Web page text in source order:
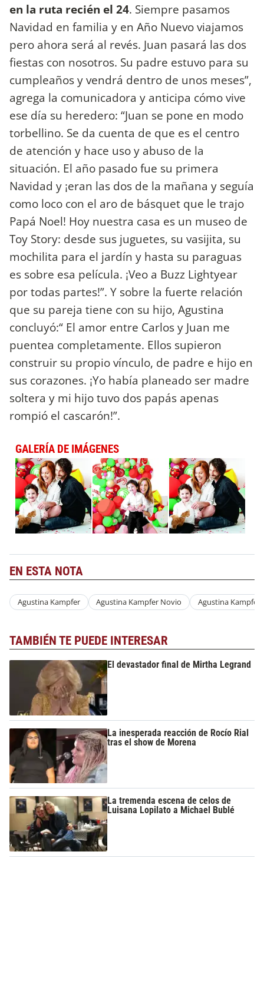
en la ruta recién el 24. Siempre pasamos
Navidad en familia y en Año Nuevo viajamos
pero ahora será al revés. Juan pasará las dos
fiestas con nosotros. Su padre estuvo para su
cumpleaños y vendrá dentro de unos meses”,
agrega la comunicadora y anticipa cómo vive
ese día su heredero: “Juan se pone en modo
torbellino. Se da cuenta de que es el centro
de atención y hace uso y abuso de la
situación. El año pasado fue su primera
Navidad y ¡eran las dos de la mañana y seguía
como loco con el aro de básquet que le trajo
Papá Noel! Hoy nuestra casa es un museo de
Toy Story: desde sus juguetes, su vasijita, su
mochilita para el jardín y hasta su paraguas
es sobre esa película. ¡Veo a Buzz Lightyear
por todas partes!”. Y sobre la fuerte relación
que su pareja tiene con su hijo, Agustina
concluyó:“ El amor entre Carlos y Juan me
puentea completamente. Ellos supieron
construir su propio vínculo, de padre e hijo en
sus corazones. ¡Yo había planeado ser madre
soltera y mi hijo tuvo dos papás apenas
rompió el cascarón!”.
GALERÍA DE IMÁGENES
EN ESTA NOTA
Agustina Kampfer Agustina Kampfer Novio Agustina Kampfer
TAMBIÉN TE PUEDE INTERESAR
El devastador final de Mirtha Legrand
La inesperada reacción de Rocío Rial
tras el show de Morena
La tremenda escena de celos de
Luisana Lopilato a Michael Bublé